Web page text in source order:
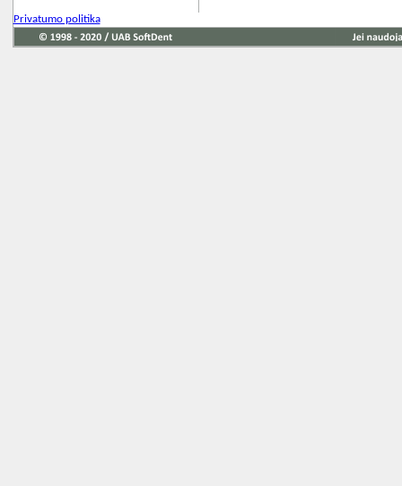
Privatumo politika